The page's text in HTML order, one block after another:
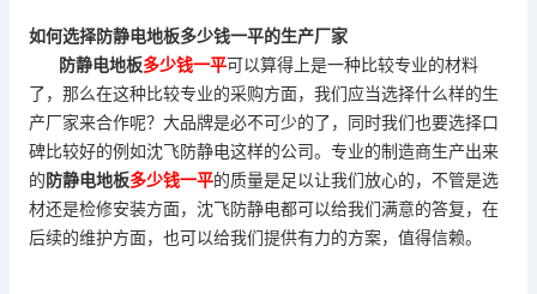
如何选择防静电地板多少钱一平的生产厂家
防静电地板多少钱一平可以算得上是一种比较专业的材料
了，那么在这种比较专业的采购方面，我们应当选择什么样的生
产厂家来合作呢？大品牌是必不可少的了，同时我们也要选择口
碑比较好的例如沈飞防静电这样的公司。专业的制造商生产出来
的防静电地板多少钱一平的质量是足以让我们放心的，不管是选
材还是检修安装方面，沈飞防静电都可以给我们满意的答复，在
后续的维护方面，也可以给我们提供有力的方案，值得信赖。